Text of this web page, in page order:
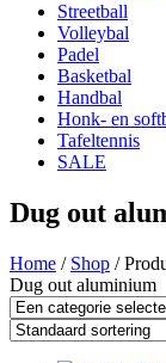
Streetball
Volleybal
Padel
Basketbal
Handbal
Honk- en
Tafeltennis
SALE
Dug out
Home / Shop /
Dug out aluminium